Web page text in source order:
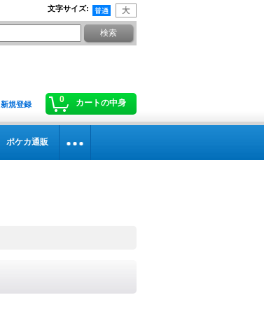
文字サイズ:
0 カートの中身
新規登録
ポケカ通販